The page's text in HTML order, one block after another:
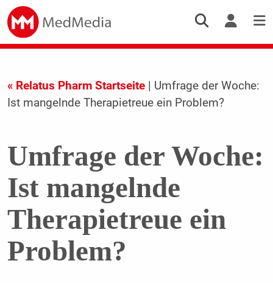
« Relatus Pharm Startseite| Umfrage der Woche:
Ist mangelnde Therapietreue ein Problem?
Umfrage der Woche:
Ist mangelnde
Therapietreue ein
Problem?